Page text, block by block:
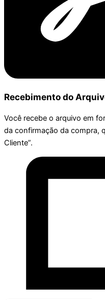
Recebimento do
Você recebe o arquivo em
da confirmação da compra,
Cliente”.